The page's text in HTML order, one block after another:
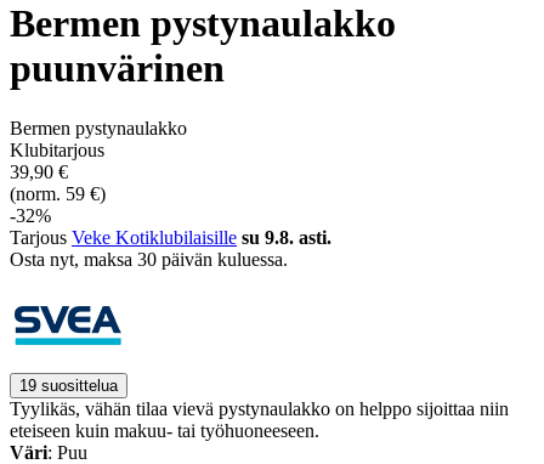
Bermen pystynaulakko
puunvärinen
Bermen pystynaulakko
Klubitarjous
39,90 €
(norm. 59 €)
-32%
Tarjous Veke Kotiklubilaisille su 9.8. asti.
Osta nyt, ­maksa 30 päivän kuluessa.
19 suosittelua
Tyylikäs, vähän tilaa vievä pystynaulakko on helppo sijoittaa niin
eteiseen kuin makuu- tai työhuoneeseen.
Väri: Puu